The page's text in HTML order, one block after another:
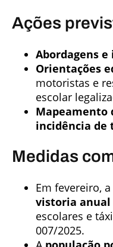
Ações
Abordagens
Orientações
motoristas e
escolar
Mapeamento
incidência
Medidas
Em fevereiro,
vistoria
escolares e
007/2025.